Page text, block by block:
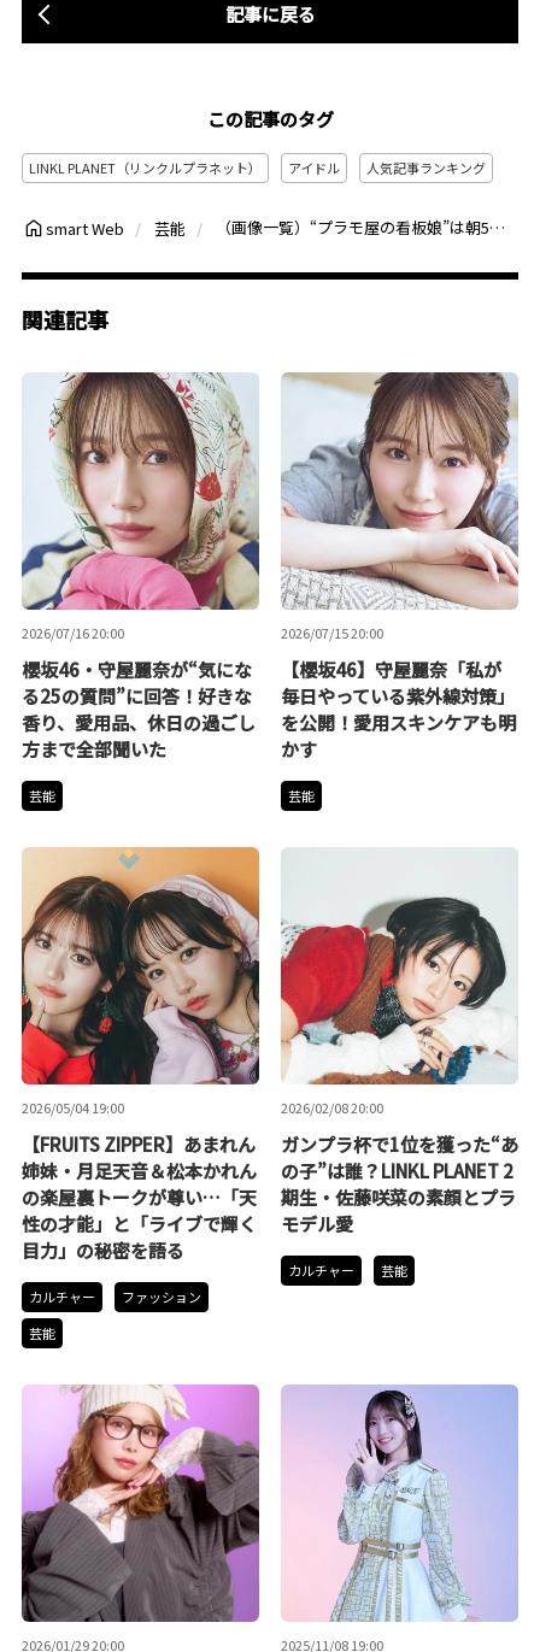
記事に戻る
この記事のタグ
LINKL PLANET（リンクルプラネット） アイドル 人気記事ランキング
smart Web 芸能 （画像一覧）“プラモ屋の看板娘”は朝5時起きがマイブーム、休日もプラモに没頭する現役女子高生ほか【アイドルの人気記事 月間ベスト3】（2023年10月）
関連記事
2026/07/16 20:00
櫻坂46・守屋麗奈が“気にな
る25の質問”に回答！好きな
香り、愛用品、休日の過ごし
方まで全部聞いた
芸能
2026/07/15 20:00
【櫻坂46】守屋麗奈「私が
毎日やっている紫外線対策」
を公開！愛用スキンケアも明
かす
芸能
2026/05/04 19:00
【FRUITS ZIPPER】あまれん
姉妹・月足天音＆松本かれん
の楽屋裏トークが尊い…「天
性の才能」と「ライブで輝く
目力」の秘密を語る
カルチャー
ファッション
芸能
2026/02/08 20:00
ガンプラ杯で1位を獲った“あ
の子”は誰？LINKL PLANET 2
期生・佐藤咲菜の素顔とプラ
モデル愛
カルチャー 芸能
2026/01/29 20:00 2025/11/08 19:00